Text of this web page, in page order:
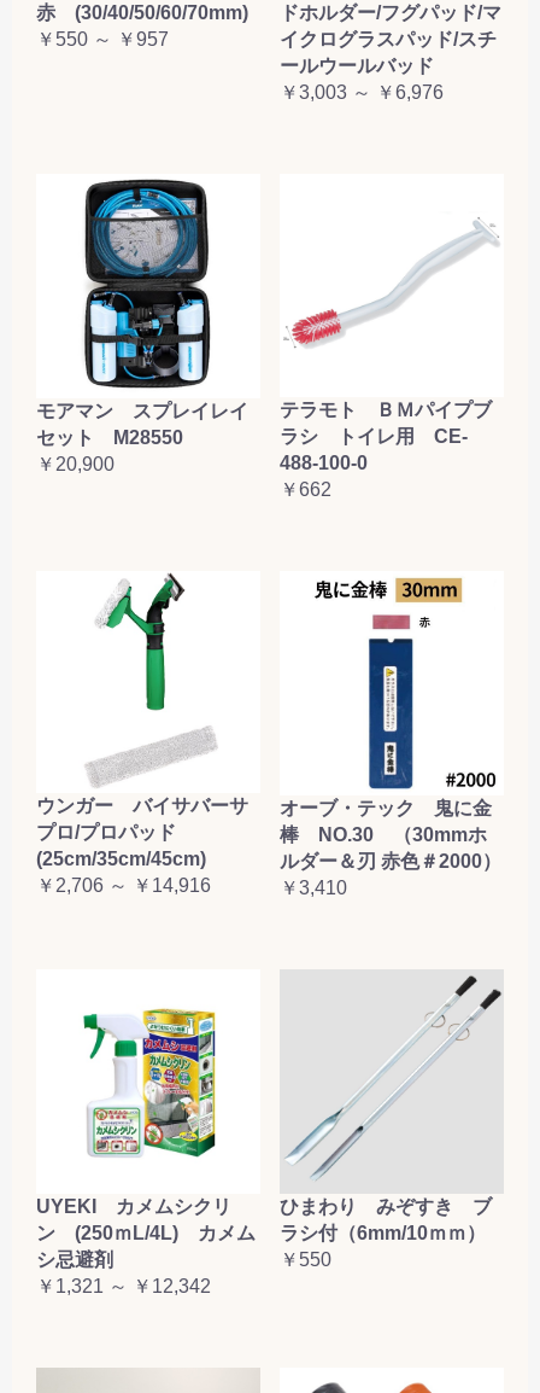
赤 (30/40/50/60/70mm)
￥550 ～ ￥957
ドホルダー/フグパッド/マ
イクログラスパッド/スチ
ールウールバッド
￥3,003 ～ ￥6,976
モアマン スプレイレイ
セット M28550
￥20,900
テラモト ＢＭパイプブ
ラシ トイレ用 CE-
488-100-0
￥662
ウンガー バイサバーサ
プロ/プロパッド
(25cm/35cm/45cm)
￥2,706 ～ ￥14,916
オーブ・テック 鬼に金
棒 NO.30 （30mmホ
ルダー＆刃 赤色＃2000）
￥3,410
UYEKI カメムシクリ
ン (250ｍL/4L) カメム
シ忌避剤
￥1,321 ～ ￥12,342
ひまわり みぞすき ブ
ラシ付（6mm/10ｍｍ）
￥550